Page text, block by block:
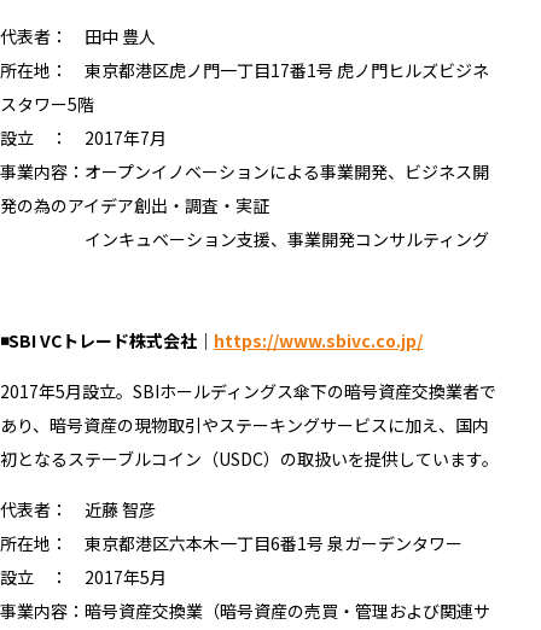
代表者： 田中 豊人
所在地： 東京都港区虎ノ門一丁目17番1号 虎ノ門ヒルズビジネ
スタワー5階
設立 ： 2017年7月
事業内容：オープンイノベーションによる事業開発、ビジネス開
発の為のアイデア創出・調査・実証
インキュベーション支援、事業開発コンサルティング
◾️SBI VCトレード株式会社｜ https://www.sbivc.co.jp/
2017年5月設立。SBIホールディングス傘下の暗号資産交換業者で
あり、暗号資産の現物取引やステーキングサービスに加え、国内
初となるステーブルコイン（USDC）の取扱いを提供しています。
代表者： 近藤 智彦
所在地： 東京都港区六本木一丁目6番1号 泉ガーデンタワー
設立 ： 2017年5月
事業内容：暗号資産交換業（暗号資産の売買・管理および関連サ